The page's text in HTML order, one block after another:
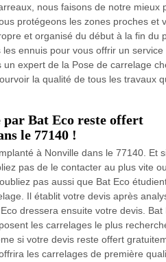
nous faisons de notre mieux
protégeons les zones proches et
et organisé du début à la fin du
ennuis pour vous offrir un service
expert de la Pose de carrelage
la qualité de tous les travaux
par Bat Eco reste offert
le 77140 !
à Nonville dans le 77140. Et
pas de le contacter au plus vite
pas aussi que Bat Eco
Il établit votre devis après
dressera ensuite votre devis. Bat
les carrelages le plus
si votre devis reste offert
les carrelages de première